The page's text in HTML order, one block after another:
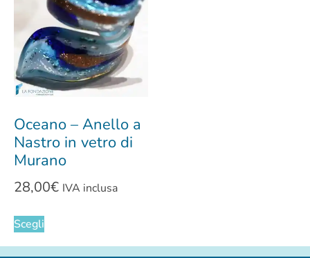
Oceano – Anello a
Nastro in vetro di
Murano
28,00€ IVA inclusa
Scegli